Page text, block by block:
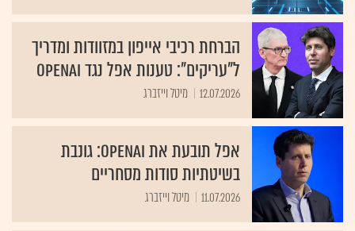
הברחת רכיבי אייפון במזוודות ומדריך
ל"עריקים": טענות אפל נגד OpenAI
12.07.2026 מיטל וייזברג
אפל תובעת את OpenAI: גונבת
בשיטתיות סודות מסחריים
11.07.2026 מיטל וייזברג